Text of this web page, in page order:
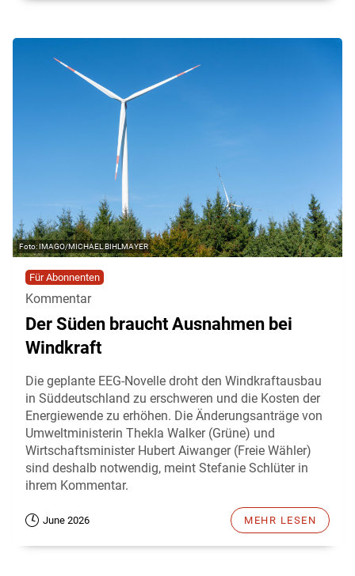
IMAGO/MICHAEL BIHLMAYER
Für Abonnenten
Kommentar
Der Süden braucht Ausnahmen bei
Windkraft
Die geplante EEG-Novelle droht den Windkraftausbau
in Süddeutschland zu erschweren und die Kosten der
Energiewende zu erhöhen. Die Änderungsanträge von
Umweltministerin Thekla Walker (Grüne) und
Wirtschaftsminister Hubert Aiwanger (Freie Wähler)
sind deshalb notwendig, meint Stefanie Schlüter in
ihrem Kommentar.
June 2026 MEHR LESEN